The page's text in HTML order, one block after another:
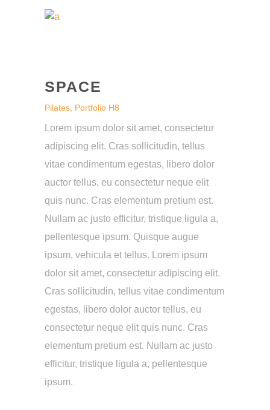
SPACE
Pilates, Portfolio H8
Lorem ipsum dolor sit amet, consectetur
adipiscing elit. Cras sollicitudin, tellus
vitae condimentum egestas, libero dolor
auctor tellus, eu consectetur neque elit
quis nunc. Cras elementum pretium est.
Nullam ac justo efficitur, tristique ligula a,
pellentesque ipsum. Quisque augue
ipsum, vehicula et tellus. Lorem ipsum
dolor sit amet, consectetur adipiscing elit.
Cras sollicitudin, tellus vitae condimentum
egestas, libero dolor auctor tellus, eu
consectetur neque elit quis nunc. Cras
elementum pretium est. Nullam ac justo
efficitur, tristique ligula a, pellentesque
ipsum.